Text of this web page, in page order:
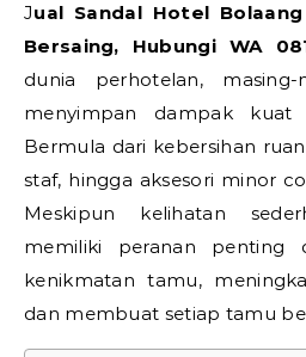
Jual Sandal Hotel Bolaang Mongondow Harga
Bersaing, Hubungi WA
dunia perhotelan,
menyimpan dampak
Bermula dari kebersihan
staf, hingga aksesori minor
Meskipun kelihatan
memiliki peranan penting
kenikmatan tamu,
dan membuat setiap tamu